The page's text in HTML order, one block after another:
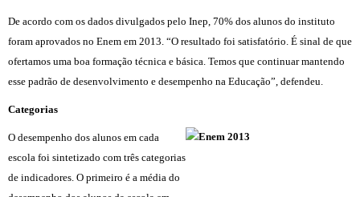
De acordo com os dados divulgados pelo Inep, 70% dos alunos do instituto
foram aprovados no Enem em 2013. “O resultado foi satisfatório. É sinal de que
ofertamos uma boa formação técnica e básica. Temos que continuar mantendo
esse padrão de desenvolvimento e desempenho na Educação”, defendeu.
Categorias
O desempenho dos alunos em cada
escola foi sintetizado com três categorias
de indicadores. O primeiro é a média do